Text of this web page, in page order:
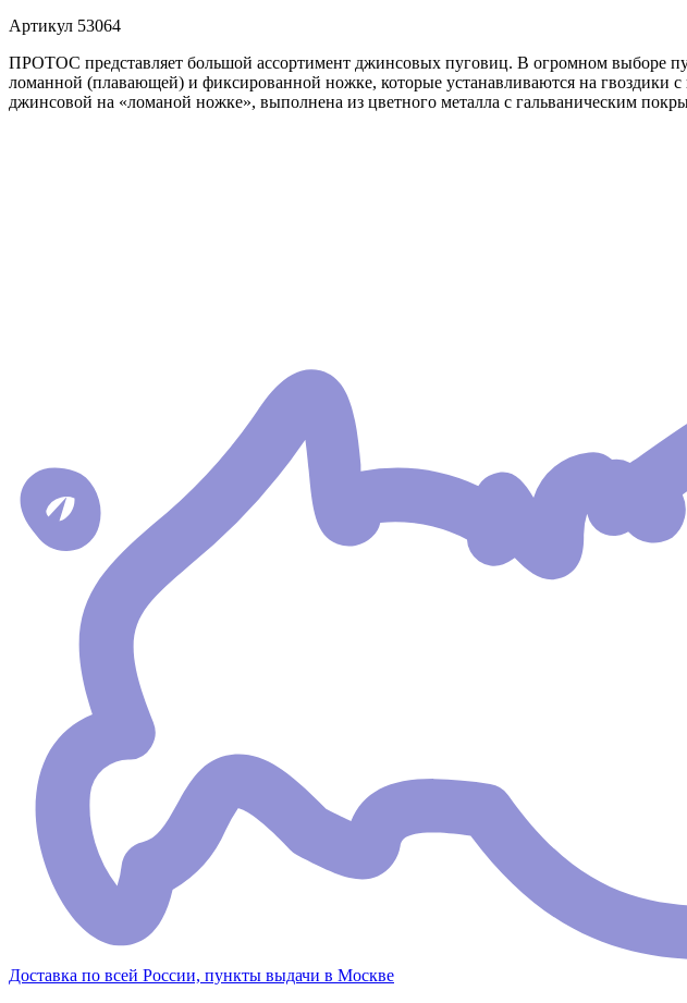
Артикул 53064
ПРОТОС представляет большой ассортимент джинсовых пуговиц. В огромном выборе
ломанной (плавающей) и фиксированной ножке, которые устанавливаются на гвоздики
джинсовой на «ломаной ножке», выполнена из цветного металла с гальваническим
Доставка по всей России, пункты выдачи в Москве